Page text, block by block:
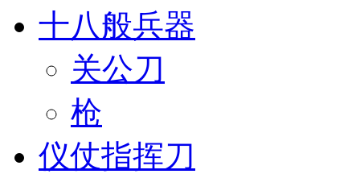
十八般兵器
关公刀
枪
仪仗指挥刀